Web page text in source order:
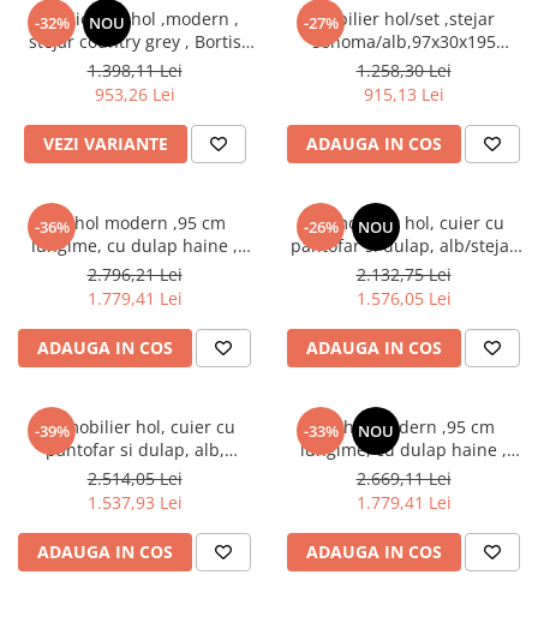
-32% NOU
Mobilier set hol ,modern ,
stejar country grey , Bortis
Impex
1.398,11 Lei
953,26 Lei
VEZI VARIANTE
-27%
Mobilier hol/set ,stejar
sonoma/alb,97x30x195
cm,Bortis impex
1.258,30 Lei
915,13 Lei
ADAUGA IN COS
-36%
Set hol modern ,95 cm
lungime, cu dulap haine ,
pantofar si panouri tapitate
stofa maro/ stejar sonoma,
Bortis
2.796,21 Lei
1.779,41 Lei
ADAUGA IN COS
-26% NOU
Set mobilier hol, cuier cu
pantofar si dulap, alb/stejar
sonoma, 190x140x40 cm,
Bortis Impex
2.132,75 Lei
1.576,05 Lei
ADAUGA IN COS
-39%
Set mobilier hol, cuier cu
pantofar si dulap, alb,
190x140x40 cm, Bortis Impex
2.514,05 Lei
1.537,93 Lei
ADAUGA IN COS
-33% NOU
Set hol modern ,95 cm
lungime, cu dulap haine ,
pantofar si panouri tapitate
stofa maro/ alb, Bortis
2.669,11 Lei
1.779,41 Lei
ADAUGA IN COS